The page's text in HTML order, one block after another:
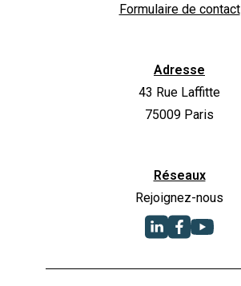
Formulaire de contact
Adresse
43 Rue Laffitte
75009 Paris
Réseaux
Rejoignez-nous